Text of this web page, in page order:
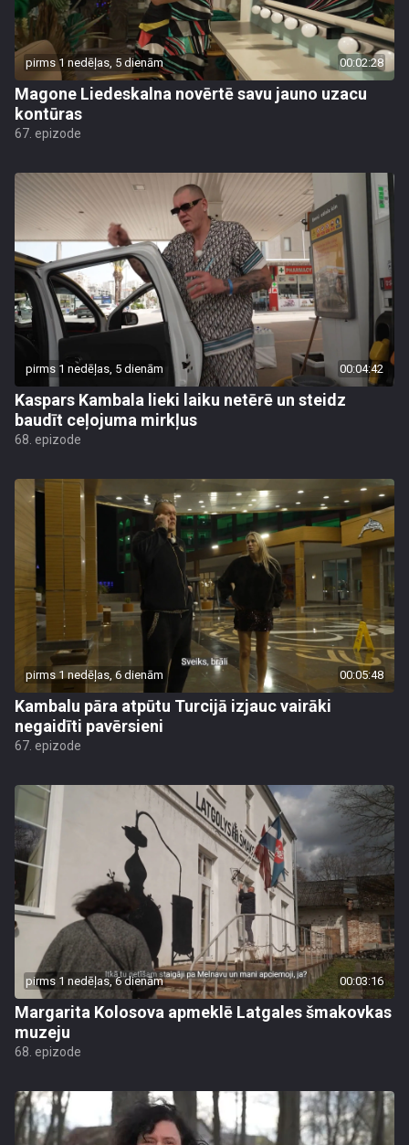
pirms 1 nedēļas, 5 dienām 00:02:28
Magone Liedeskalna novērtē savu jauno uzacu
kontūras
67. epizode
pirms 1 nedēļas, 5 dienām 00:04:42
Kaspars Kambala lieki laiku netērē un steidz
baudīt ceļojuma mirkļus
68. epizode
pirms 1 nedēļas, 6 dienām 00:05:48
Kambalu pāra atpūtu Turcijā izjauc vairāki
negaidīti pavērsieni
67. epizode
pirms 1 nedēļas, 6 dienām 00:03:16
Margarita Kolosova apmeklē Latgales šmakovkas
muzeju
68. epizode